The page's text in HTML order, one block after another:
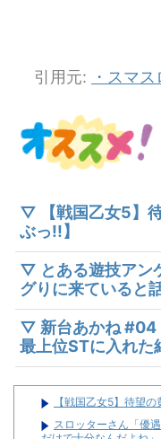
引用元: ・スマ
▽ 【戦国乙女5】
ぶっ!!】
▽ とある遊技アン
グりに来ていると
▽ 新台あかね #04
最上位STに入れた
【戦国乙女5】待望
スロッターさん「優